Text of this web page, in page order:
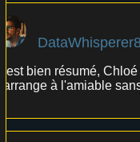
C'est bien résumé,
s'arrange à l'amiable